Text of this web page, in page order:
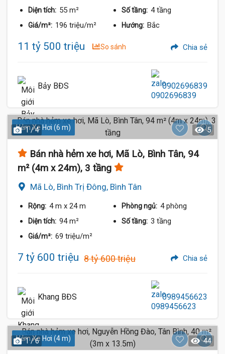
Diện tích: 55 m² Số tầng: 4 tầng
Giá/m²: 196 triệu/m² Hướng: Bắc
11 tỷ 500 triệu So sánh Chia sẻ
Bảy BĐS 0902696839
Hẻm Xe Hơi (6 m)
1 / 4 5
Bán nhà hẻm xe hơi, Mã Lò, Bình Tân, 94
m² (4m x 24m), 3 tầng
Mã Lò, Bình Trị Đông, Bình Tân
Rộng: 4 m x 24 m Phòng ngủ: 4 phòng
Diện tích: 94 m² Số tầng: 3 tầng
Giá/m²: 69 triệu/m²
7 tỷ 600 triệu 8 tỷ 600 triệu Chia sẻ
Khang BĐS 0989456623
Hẻm Xe Hơi (4 m)
1 / 6 44